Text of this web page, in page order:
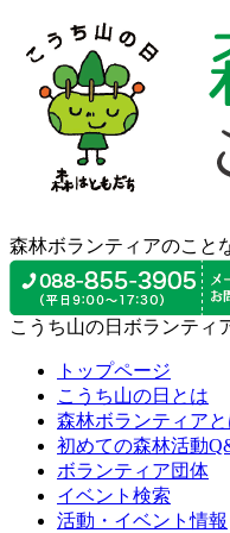
森林ボランティアのこと
こうち山の日ボランティ
トップページ
こうち山の日とは
森林ボランティアと
初めての森林活動
ボランティア団体
イベント検索
活動・イベント情報